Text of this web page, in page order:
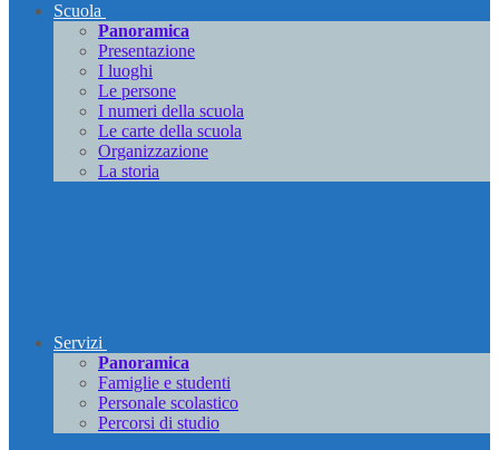
Scuola
Panoramica
Presentazione
I luoghi
Le persone
I numeri della scuola
Le carte della scuola
Organizzazione
La storia
Servizi
Panoramica
Famiglie e studenti
Personale scolastico
Percorsi di studio